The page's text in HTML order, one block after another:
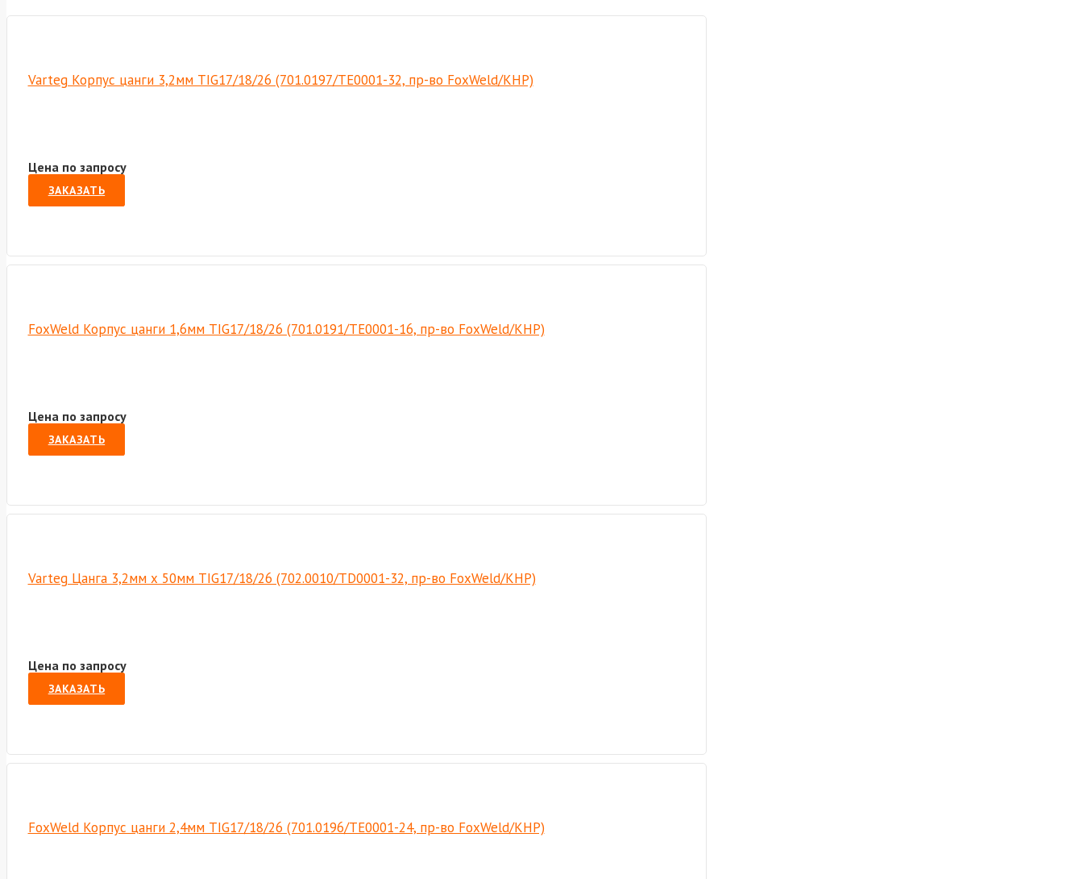
Varteg Корпус цанги 3,2мм TIG17/18/26 (701.0197/ТЕ0001-32, пр-во FoxWeld/КНР)
Цена по запросу
ЗАКАЗАТЬ
FoxWeld Корпус цанги 1,6мм TIG17/18/26 (701.0191/ТЕ0001-16, пр-во FoxWeld/КНР)
Цена по запросу
ЗАКАЗАТЬ
Varteg Цанга 3,2мм х 50мм TIG17/18/26 (702.0010/TD0001-32, пр-во FoxWeld/КНР)
Цена по запросу
ЗАКАЗАТЬ
FoxWeld Корпус цанги 2,4мм TIG17/18/26 (701.0196/ТЕ0001-24, пр-во FoxWeld/КНР)